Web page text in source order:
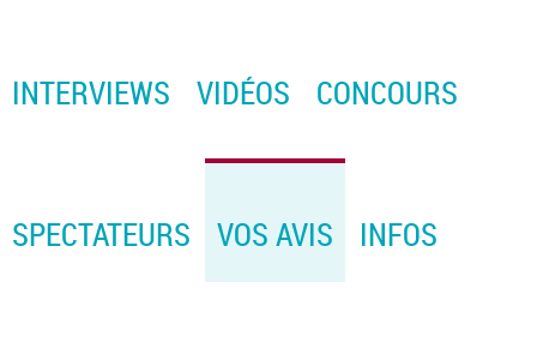
INTERVIEWS VIDÉOS CONCOURS
SPECTATEURS VOS AVIS INFOS